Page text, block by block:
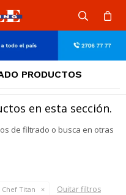
PRODUCTOS
en esta sección.
de filtrado o busca en otras
Titan Quitar filtros